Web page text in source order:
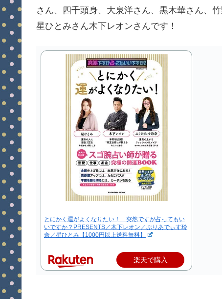
さん、四千頭身、大泉洋さん、黒木華さん、
星ひとみさん木下レオンさんです！
とにかく運がよくなりたい！ 突然ですが占ってもい
いですか？PRESENTS／木下レオン／ぷりあでぃす玲
奈／星ひとみ【1000円以上送料無料】
楽天で購入